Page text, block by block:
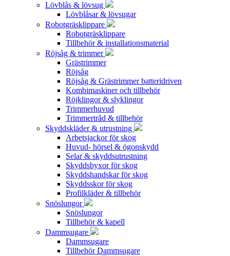
Lövblås & lövsug
Lövblåsar & lövsugar
Robotgräsklippare
Robotgräsklippare
Tillbehör & installationsmaterial
Röjsåg & trimmer
Grästrimmer
Röjsåg
Röjsåg & Grästrimmer batteridriven
Kombimaskiner och tillbehör
Röjklingor & slyklingor
Trimmerhuvud
Trimmertråd & tillbehör
Skyddskläder & utrustning
Arbetsjackor för skog
Huvud- hörsel & ögonskydd
Selar & skyddsutrustning
Skyddsbyxor för skog
Skyddshandskar för skog
Skyddsskor för skog
Profilkläder & tillbehör
Snöslungor
Snöslungor
Tillbehör & kapell
Dammsugare
Dammsugare
Tillbehör Dammsugare